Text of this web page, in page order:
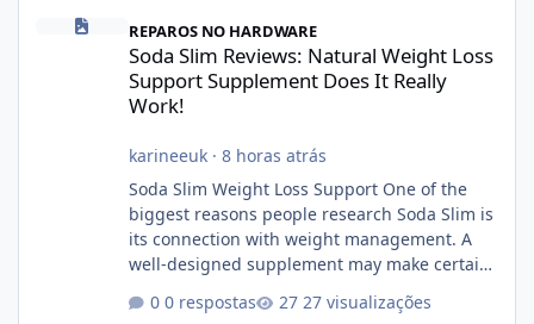
Soda Slim Reviews: Natural Weight Loss Support Supplement
REPAROS NO HARDWARE
Soda Slim Reviews: Natural Weight Loss
Support Supplement Does It Really
Work!
karineeuk· 8 horas atrás
Soda Slim Weight Loss Support One of the
biggest reasons people research Soda Slim is
its connection with weight management. A
well-designed supplement may make certain
maintain, depending on its ingredients and
0 respostas 27 visualizações